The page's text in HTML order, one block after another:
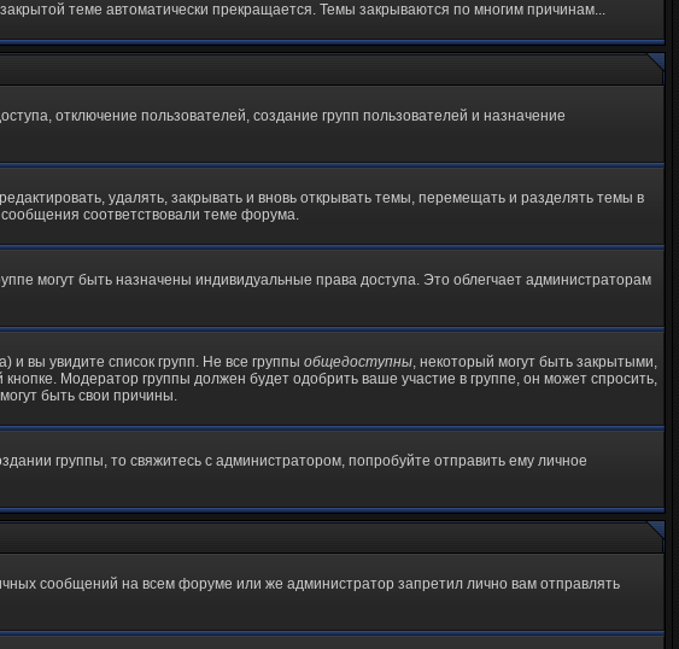
теме автоматически прекращается. Темы закрываются по многим причинам...
отключение пользователей, создание групп пользователей и назначение
удалять, закрывать и вновь открывать темы, перемещать и разделять темы в
соответствовали теме форума.
могут быть назначены индивидуальные права доступа. Это облегчает администраторам
и вы увидите список групп. Не все группы общедоступны, некоторый могут быть закрытыми,
Модератор группы должен будет одобрить ваше участие в группе, он может спросить,
быть свои причины.
группы, то свяжитесь с администратором, попробуйте отправить ему личное
сообщений на всем форуме или же администратор запретил лично вам отправлять